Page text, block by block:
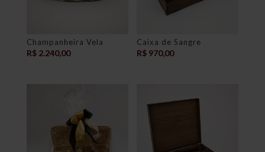
Champanheira Vela
R$2.240,00
Caixa de Sangre
R$ 970,00